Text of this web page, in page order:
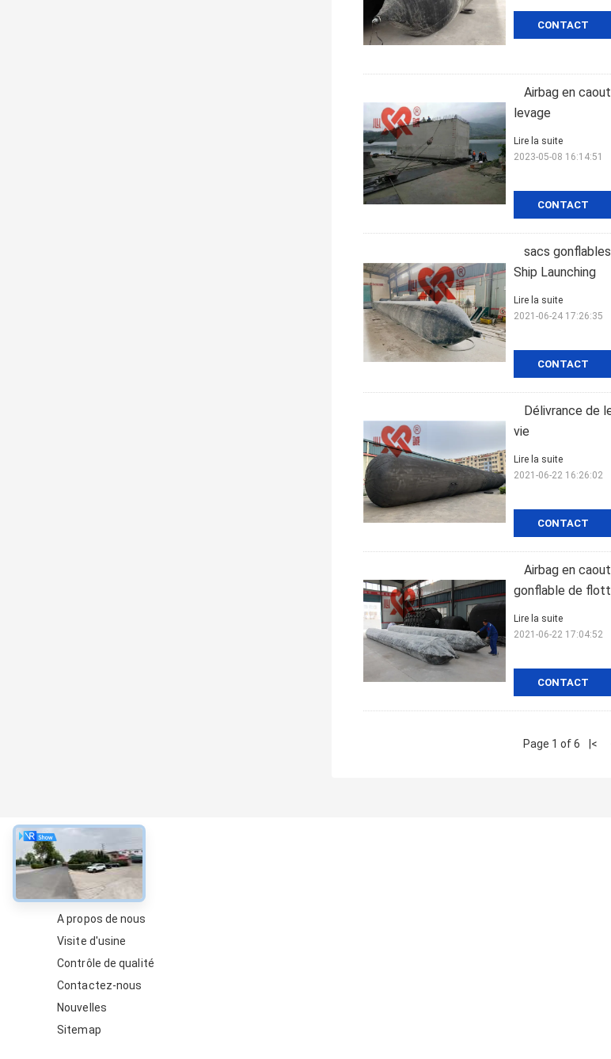
CONTACT
Airbag en
levage
CONTACT
Lire la suite
2023-05-08 16:14:51
sacs
Ship Launching
CONTACT
Lire la suite
2021-06-24 17:26:35
Délivrance de
vie
CONTACT
Lire la suite
2021-06-22 16:26:02
Airbag en
gonflable de
CONTACT
Lire la suite
2021-06-22 17:04:52
Page 1 of 6 |<
À propos
A propos de nous
Visite d'usine
Contrôle de qualité
Contactez-nous
Nouvelles
Sitemap